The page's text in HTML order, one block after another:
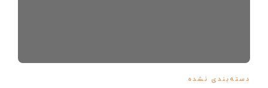
دسته‌بندی نشده